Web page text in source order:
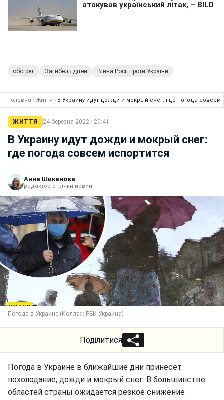
обстрел Загибель дітей Війна Росії проти України
Головна › Життя › В Украину идут дожди и мокрый снег: где погода совсем
ЖИТТЯ 24 березня 2022 · 20:41
В Украину идут дожди и мокрый снег:
где погода совсем испортится
Анна Шиканова
редактор стрічки новин
Погода в Украине (Коллаж РБК-Украина)
Поділитися
Погода в Украине в ближайшие дни принесет
похолодание, дожди и мокрый снег. В большинстве
областей страны ожидается резкое снижение